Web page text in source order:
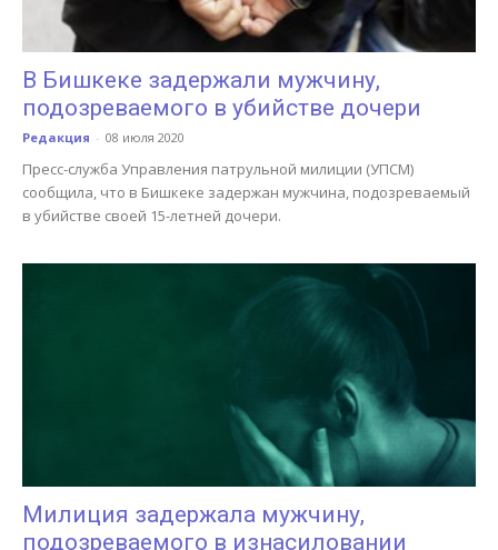
В Бишкеке задержали мужчину,
подозреваемого в убийстве дочери
Редакция - 08 июля 2020
Пресс-служба Управления патрульной милиции (УПСМ)
сообщила, что в Бишкеке задержан мужчина, подозреваемый
в убийстве своей 15-летней дочери.
Милиция задержала мужчину,
подозреваемого в изнасиловании